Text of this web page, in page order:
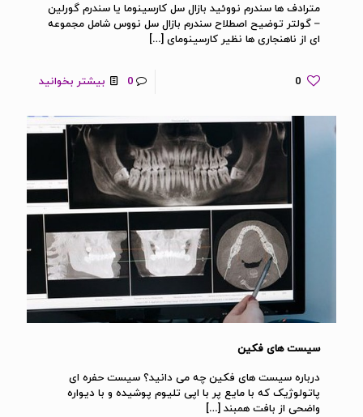
مترادف ها سندرم نووئید بازال سل کارسینوما یا سندرم گورلین
– گولتر توضیح اصطلاح سندرم بازال سل نووس شامل مجموعه
ای از ناهنجاری ها نظیر کارسینومای […]
0
0 بیشتر بخوانید
سیست های فکین
درباره سیست های فکین چه می دانید؟ سیست حفره ای
پاتولوژیک که با مایع پر با اپی تلیوم پوشیده و با دیواره
واضحی از بافت همبند […]